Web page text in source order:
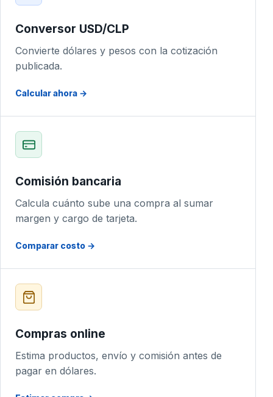
Conversor USD/CLP
Convierte dólares y pesos con la cotización
publicada.
Calcular ahora →
Comisión bancaria
Calcula cuánto sube una compra al sumar
margen y cargo de tarjeta.
Comparar costo →
Compras online
Estima productos, envío y comisión antes de
pagar en dólares.